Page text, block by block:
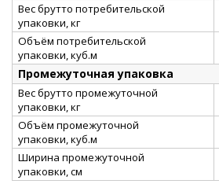
Вес брутто потребительской
упаковки, кг
Объём потребительской
упаковки, куб.м
Промежуточная упаковка
Вес брутто промежуточной
упаковки, кг
Объём промежуточной
упаковки, куб.м
Ширина промежуточной
упаковки, см